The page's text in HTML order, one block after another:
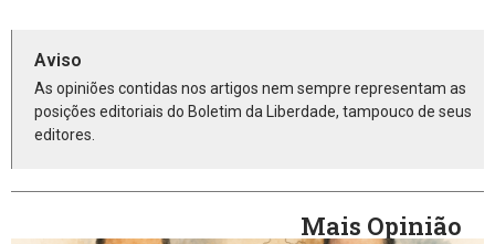
Aviso
As opiniões contidas nos artigos nem sempre representam as
posições editoriais do Boletim da Liberdade, tampouco de seus
editores.
Mais Opinião